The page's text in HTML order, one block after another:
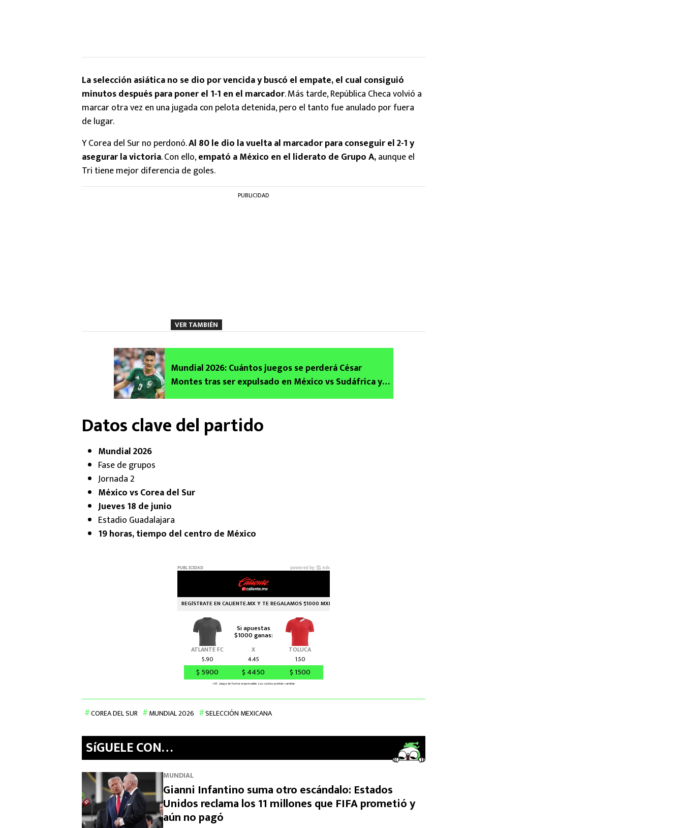
La selección asiática no se dio por vencida y buscó el empate, el cual consiguió
minutos después para poner el 1-1 en el marcador. Más tarde, República Checa volvió a
marcar otra vez en una jugada con pelota detenida, pero el tanto fue anulado por fuera
de lugar.
Y Corea del Sur no perdonó.Al 80 le dio la vuelta al marcador para conseguir el 2-1 y
asegurar la victoria. Con ello,empató a México en el liderato de Grupo A,aunque el
Tri tiene mejor diferencia de goles.
PUBLICIDAD
VER TAMBIÉN
Mundial 2026: Cuántos juegos se perderá César
Montes tras ser expulsado en México vs Sudáfrica y
quién lo suplirá
Datos clave del partido
Mundial 2026
Fase de grupos
Jornada 2
México vs Corea del Sur
Jueves 18 de junio
Estadio Guadalajara
19 horas, tiempo del centro de México
COREA DEL SUR MUNDIAL 2026 SELECCIÓN MEXICANA
SíGUELE CON…
MUNDIAL
Gianni Infantino suma otro escándalo: Estados
Unidos reclama los 11 millones que FIFA prometió y
aún no pagó